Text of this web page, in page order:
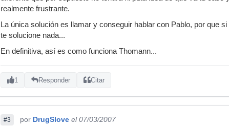
realmente frustrante.
La única solución es llamar y conseguir hablar con Pablo, por que
te solucione nada...
En definitiva, así es como funciona Thomann...
1 Responder Citar
#3 por DrugSlove el 07/03/2007